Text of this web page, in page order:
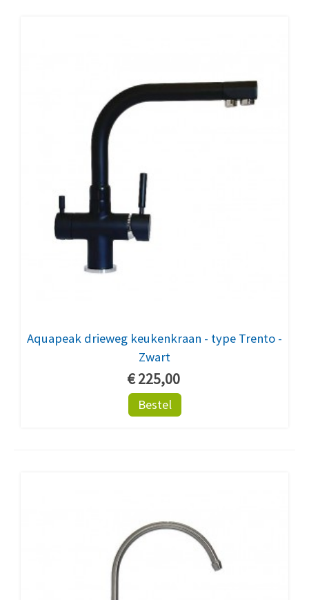
Aquapeak drieweg keukenkraan - type Trento -
Zwart
€ 225,00
Bestel